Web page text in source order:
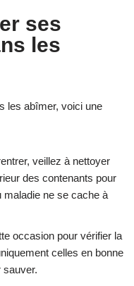
ses
les
les abîmer, voici une
veillez à nettoyer
des contenants pour
maladie ne se cache à
occasion pour vérifier la
celles en bonne
sauver.